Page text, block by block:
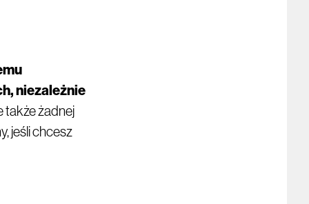
niezależnie
także żadnej
jeśli chcesz